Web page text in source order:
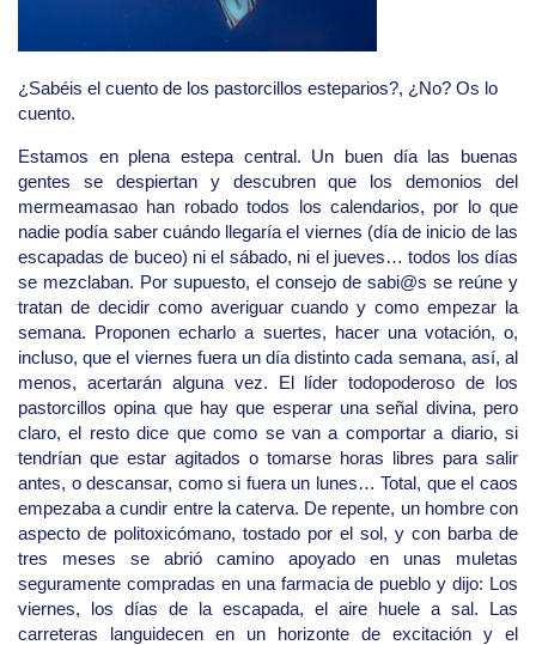
¿Sabéis el cuento de los pastorcillos esteparios?, ¿No? Os lo
cuento.
Estamos en plena estepa central. Un buen día las buenas
gentes se despiertan y descubren que los demonios del
mermeamasao han robado todos los calendarios, por lo que
nadie podía saber cuándo llegaría el viernes (día de inicio de las
escapadas de buceo) ni el sábado, ni el jueves… todos los días
se mezclaban. Por supuesto, el consejo de sabi@s se reúne y
tratan de decidir como averiguar cuando y como empezar la
semana. Proponen echarlo a suertes, hacer una votación, o,
incluso, que el viernes fuera un día distinto cada semana, así, al
menos, acertarán alguna vez. El líder todopoderoso de los
pastorcillos opina que hay que esperar una señal divina, pero
claro, el resto dice que como se van a comportar a diario, si
tendrían que estar agitados o tomarse horas libres para salir
antes, o descansar, como si fuera un lunes… Total, que el caos
empezaba a cundir entre la caterva. De repente, un hombre con
aspecto de politoxicómano, tostado por el sol, y con barba de
tres meses se abrió camino apoyado en unas muletas
seguramente compradas en una farmacia de pueblo y dijo: Los
viernes, los días de la escapada, el aire huele a sal. Las
carreteras languidecen en un horizonte de excitación y el